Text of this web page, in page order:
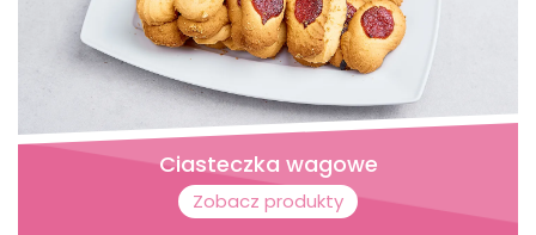
Ciasteczka wagowe
Zobacz produkty